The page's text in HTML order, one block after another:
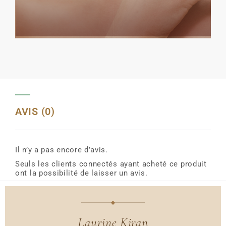
AVIS (0)
Il n’y a pas encore d’avis.
Seuls les clients connectés ayant acheté ce produit
ont la possibilité de laisser un avis.
Laurine Kiran